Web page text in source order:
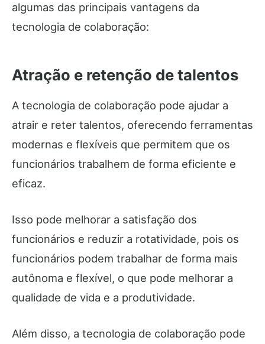
algumas das principais vantagens da
tecnologia de colaboração:
Atração e retenção de talentos
A tecnologia de colaboração pode ajudar a
atrair e reter talentos, oferecendo ferramentas
modernas e flexíveis que permitem que os
funcionários trabalhem de forma eficiente e
eficaz.
Isso pode melhorar a satisfação dos
funcionários e reduzir a rotatividade, pois os
funcionários podem trabalhar de forma mais
autônoma e flexível, o que pode melhorar a
qualidade de vida e a produtividade.
Além disso, a tecnologia de colaboração pode